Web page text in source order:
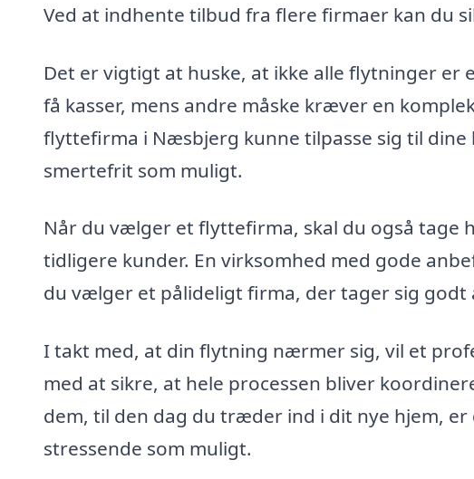
Ved at indhente tilbud fra flere firmaer kan du
Det er vigtigt at huske, at ikke alle flytninger
få kasser, mens andre måske kræver en
flyttefirma i Næsbjerg kunne tilpasse sig til
smertefrit som muligt.
Når du vælger et flyttefirma, skal du også tage
tidligere kunder. En virksomhed med gode
du vælger et pålideligt firma, der tager sig godt
I takt med, at din flytning nærmer sig, vil et
med at sikre, at hele processen bliver
dem, til den dag du træder ind i dit nye hjem,
stressende som muligt.